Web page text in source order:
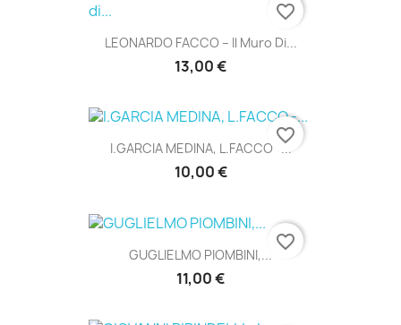
LEONARDO FACCO – Il Muro Di...
13,00 €
favorite_border
I.GARCIA MEDINA, L.FACCO -...
10,00 €
favorite_border
GUGLIELMO PIOMBINI,...
11,00 €
favorite_border